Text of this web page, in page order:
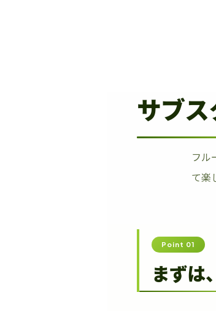
サブス
フル
て楽
Point 01
まずは